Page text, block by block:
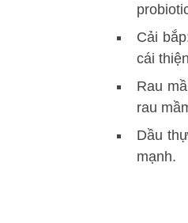
Cải
cái
Rau
rau
Dầu
mạnh.